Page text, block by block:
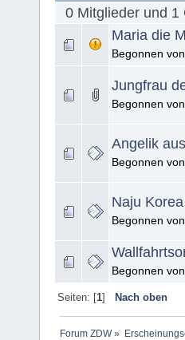
0 Mitglieder und 1
Maria die
Begonnen von
Jungfrau
Begonnen von
Angelik
Begonnen
Naju
Begonnen
Begonnen von
Seiten: [1] Nach oben
Forum ZDW»